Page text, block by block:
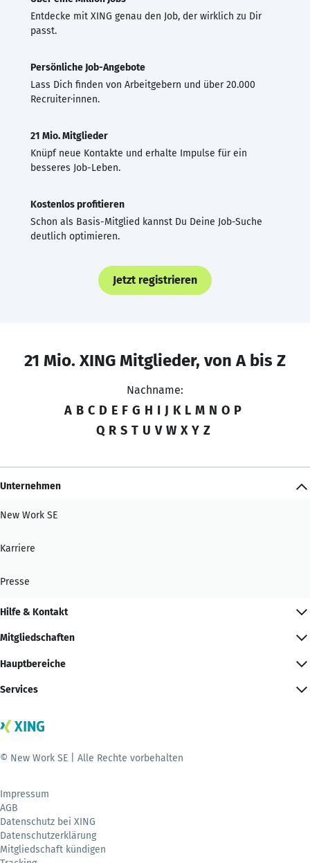
Entdecke mit XING genau den Job, der wirklich zu Dir
passt.
Persönliche Job-Angebote
Lass Dich finden von Arbeitgebern und über 20.000
Recruiter·innen.
21 Mio. Mitglieder
Knüpf neue Kontakte und erhalte Impulse für ein
besseres Job-Leben.
Kostenlos profitieren
Schon als Basis-Mitglied kannst Du Deine Job-Suche
deutlich optimieren.
Jetzt registrieren
21 Mio. XING Mitglieder, von A bis Z
Nachname:
A B C D E F G H I J K L M N O P
Q R S T U V W X Y Z
Unternehmen
New Work SE
Karriere
Presse
Hilfe & Kontakt
Mitgliedschaften
Hauptbereiche
Services
© New Work SE | Alle Rechte vorbehalten
Impressum
AGB
Datenschutz bei XING
Datenschutzerklärung
Mitgliedschaft kündigen